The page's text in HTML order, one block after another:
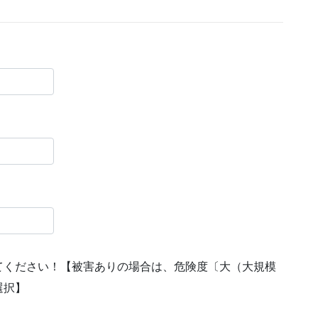
ださい！【被害ありの場合は、危険度〔大（大規模
】